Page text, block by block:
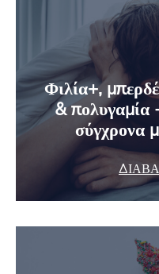
Φιλία+,
& πολυγαμία
σύγχρονα